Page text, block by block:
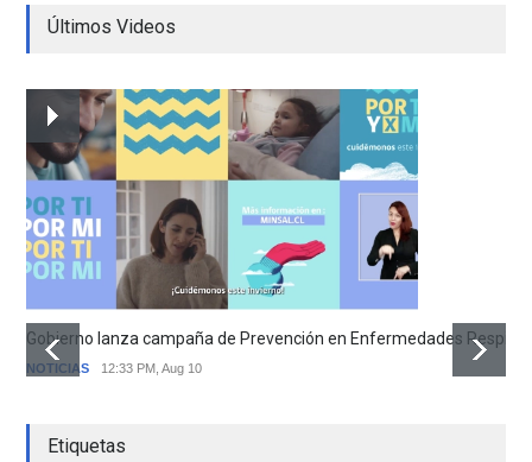
Últimos Videos
Gobierno lanza campaña de Prevención en Enfermedades
NOTICIAS 12:33 PM, Aug 10
Etiquetas